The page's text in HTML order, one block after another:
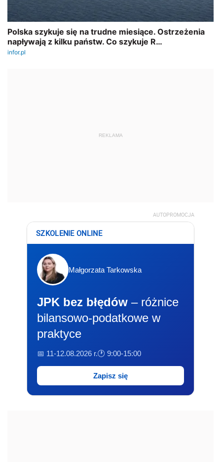
REKLAMA
AUTOPROMOCJA
SZKOLENIE ONLINE
Małgorzata Tarkowska
JPK bez błędów – różnice
bilansowo-podatkowe w
praktyce
📅 11-12.08.2026 r.🕐 9:00-15:00
Zapisz się